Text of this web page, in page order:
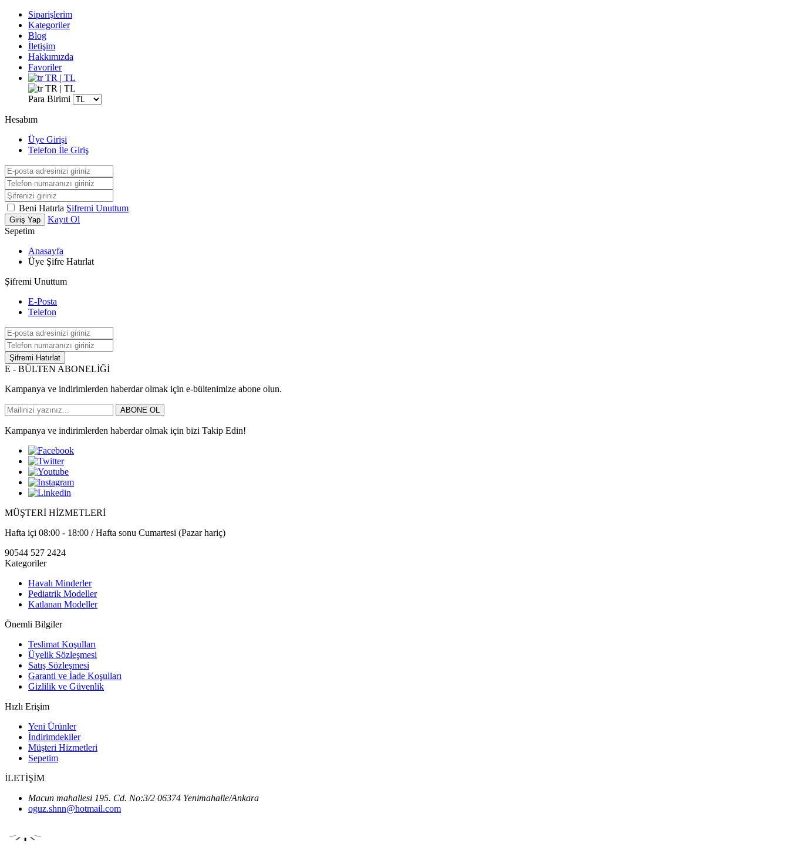
Siparişlerim
Kategoriler
Blog
İletişim
Hakkımızda
Favoriler
TR | TL
TR | TL
Para Birimi
Hesabım
Üye Girişi
Telefon İle Giriş
Beni Hatırla Şifremi Unuttum
Giriş Yap
Kayıt Ol
Sepetim
Anasayfa
Üye Şifre Hatırlat
Şifremi Unuttum
E-Posta
Telefon
Şifremi Hatırlat
E - BÜLTEN ABONELİĞİ
Kampanya ve indirimlerden haberdar olmak için e-bültenimize abone olun.
ABONE OL
Kampanya ve indirimlerden haberdar olmak için bizi Takip Edin!
MÜŞTERİ HİZMETLERİ
Hafta içi 08:00 - 18:00 / Hafta sonu Cumartesi (Pazar hariç)
90544 527 2424
Kategoriler
Havalı Minderler
Pediatrik Modeller
Katlanan Modeller
Önemli Bilgiler
Teslimat Koşulları
Üyelik Sözleşmesi
Satış Sözleşmesi
Garanti ve İade Koşulları
Gizlilik ve Güvenlik
Hızlı Erişim
Yeni Ürünler
İndirimdekiler
Müşteri Hizmetleri
Sepetim
İLETİŞİM
Macun mahallesi 195. Cd. No:3/2 06374 Yenimahalle/Ankara
oguz.shnn@hotmail.com